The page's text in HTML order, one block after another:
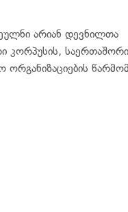
არიან დევნილთა
კორპუსის,